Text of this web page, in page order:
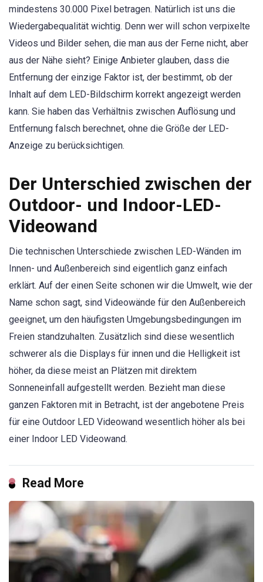
mindestens 30.000 Pixel betragen. Natürlich ist uns die
Wiedergabequalität wichtig. Denn wer will schon verpixelte
Videos und Bilder sehen, die man aus der Ferne nicht, aber
aus der Nähe sieht? Einige Anbieter glauben, dass die
Entfernung der einzige Faktor ist, der bestimmt, ob der
Inhalt auf dem LED-Bildschirm korrekt angezeigt werden
kann. Sie haben das Verhältnis zwischen Auflösung und
Entfernung falsch berechnet, ohne die Größe der LED-
Anzeige zu berücksichtigen.
Der Unterschied zwischen der
Outdoor- und Indoor-LED-
Videowand
Die technischen Unterschiede zwischen LED-Wänden im
Innen- und Außenbereich sind eigentlich ganz einfach
erklärt. Auf der einen Seite schonen wir die Umwelt, wie der
Name schon sagt, sind Videowände für den Außenbereich
geeignet, um den häufigsten Umgebungsbedingungen im
Freien standzuhalten. Zusätzlich sind diese wesentlich
schwerer als die Displays für innen und die Helligkeit ist
höher, da diese meist an Plätzen mit direktem
Sonneneinfall aufgestellt werden. Bezieht man diese
ganzen Faktoren mit in Betracht, ist der angebotene Preis
für eine Outdoor LED Videowand wesentlich höher als bei
einer Indoor LED Videowand.
Read More